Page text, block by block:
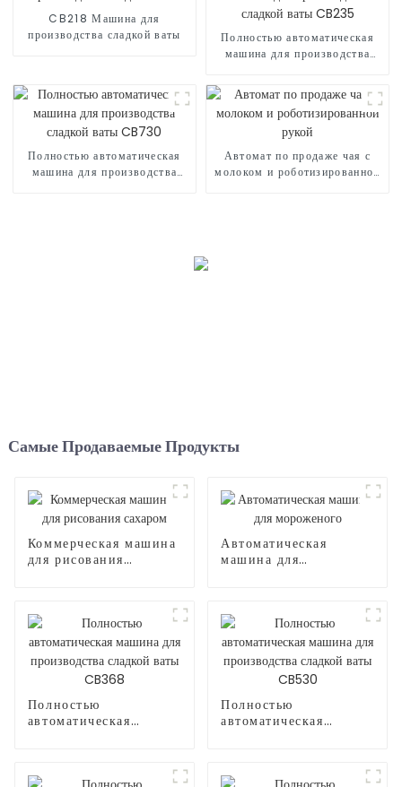
CB218 Машина для
производства сладкой ваты
Полностью автоматическая
машина для производства
Полностью автоматическая
машина для производства
Автомат по продаже чая с
молоком и роботизированной
Самые Продаваемые Продукты
Коммерческая машина
для рисования
Автоматическая
машина для
Полностью
автоматическая
Полностью
автоматическая